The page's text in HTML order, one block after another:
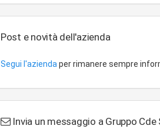
imprese e societ similari, potra' inoltre
conto capitale sia con obbligo di
comunque nel rispetto dei divieti portati
Post e novità dell'azienda
Segui l'azienda per rimanere sempre
Invia un messaggio a Gruppo Cde